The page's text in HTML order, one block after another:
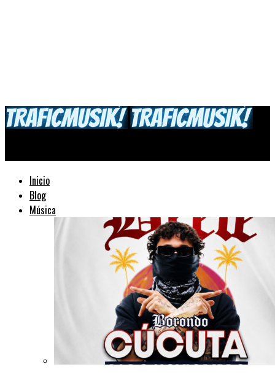
Inicio
Blog
Música